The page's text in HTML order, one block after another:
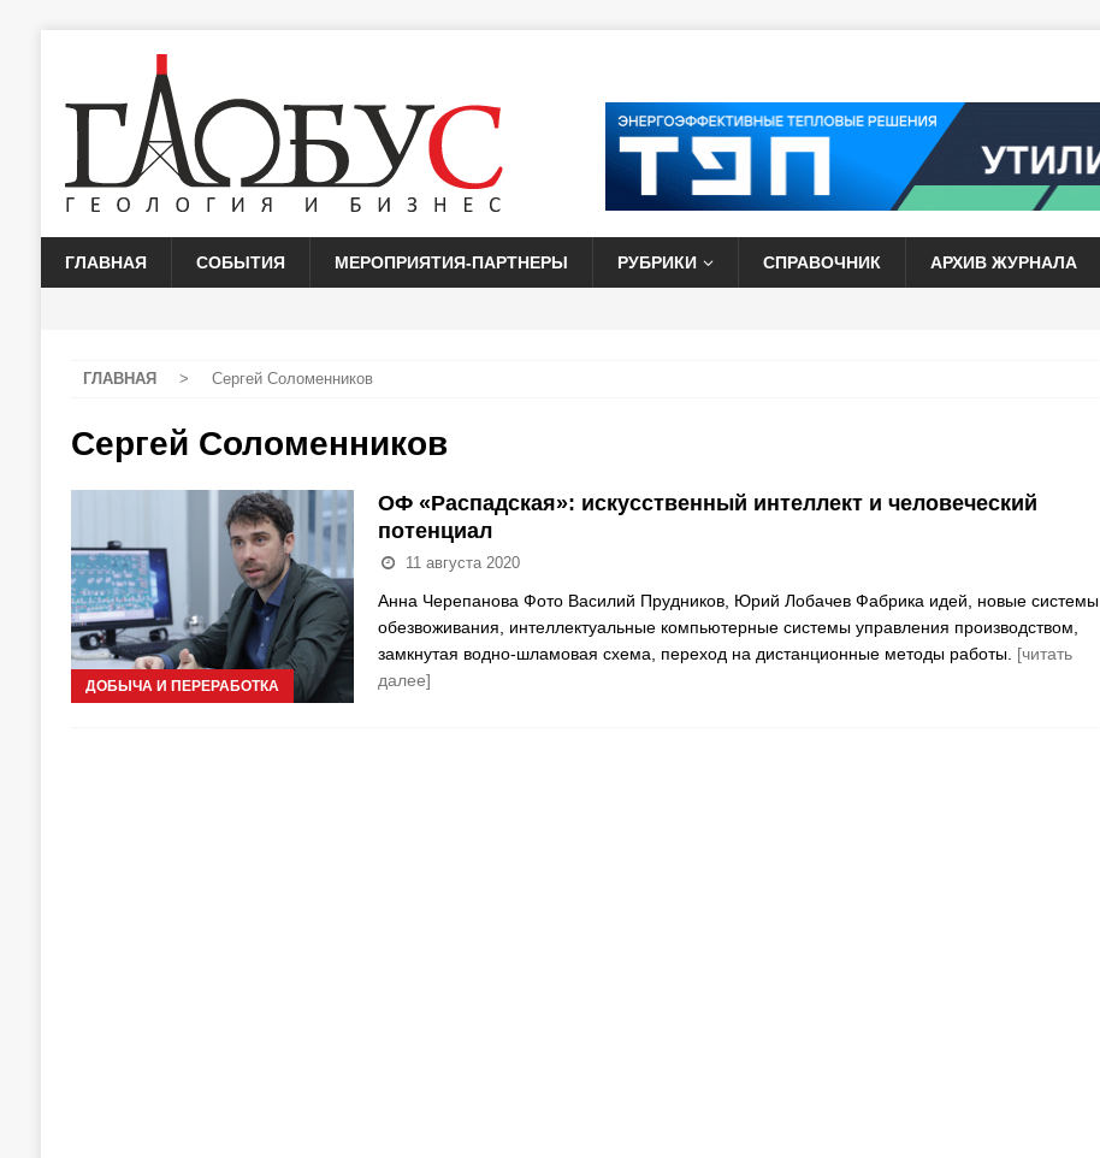
ГЛАВНАЯ СОБЫТИЯ МЕРОПРИЯТИЯ-ПАРТНЕРЫ РУБРИКИ СПРАВОЧНИК АРХИВ ЖУРНАЛА
ГЛАВНАЯ > Сергей Соломенников
Сергей Соломенников
ДОБЫЧА И ПЕРЕРАБОТКА
ОФ «Распадская»: искусственный интеллект и человеческий
потенциал
11 августа 2020
Анна Черепанова Фото Василий Прудников, Юрий Лобачев Фабрика идей, новые системы
обезвоживания, интеллектуальные компьютерные системы управления производством,
замкнутая водно-шламовая схема, переход на дистанционные методы работы. [читать
далее]